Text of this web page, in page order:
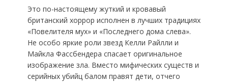
Это по-настоящему жуткий и кровавый
британский хоррор исполнен в лучших традициях
«Повелителя мух» и «Последнего дома слева».
Не особо яркие роли звезд Келли Райлли и
Майкла Фассбендера спасает оригинальное
изображение зла. Вместо мифических существ и
серийных убийц балом правят дети, отчего